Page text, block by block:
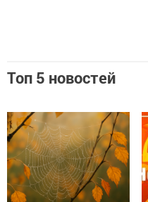
Топ 5 новостей